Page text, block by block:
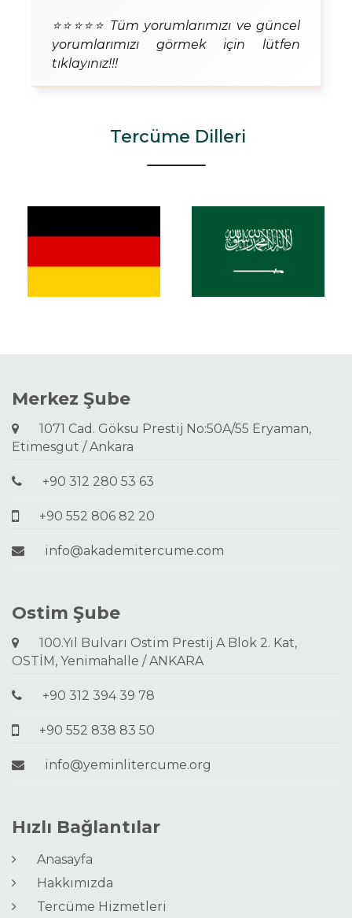
⭐⭐⭐⭐⭐ Tüm yorumlarımızı ve güncel
yorumlarımızı görmek için lütfen
tıklayınız!!!
Tercüme Dilleri
Merkez Şube
1071 Cad. Göksu Prestij No:50A/55 Eryaman,
Etimesgut / Ankara
+90 312 280 53 63
+90 552 806 82 20
info@akademitercume.com
Ostim Şube
100.Yıl Bulvarı Ostim Prestij A Blok 2. Kat,
OSTİM, Yenimahalle / ANKARA
+90 312 394 39 78
+90 552 838 83 50
info@yeminlitercume.org
Hızlı Bağlantılar
Anasayfa
Hakkımızda
Tercüme Hizmetleri